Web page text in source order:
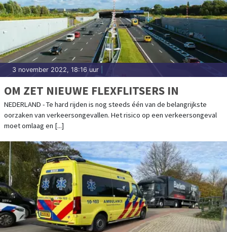
3 november 2022, 18:16 uur
OM ZET NIEUWE FLEXFLITSERS IN
NEDERLAND - Te hard rijden is nog steeds één van de belangrijkste
oorzaken van verkeersongevallen. Het risico op een verkeersongeval
moet omlaag en [...]